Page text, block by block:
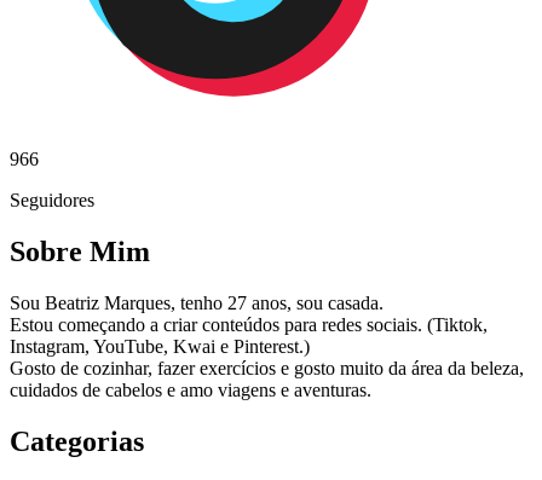
966
Seguidores
Sobre Mim
Sou Beatriz Marques, tenho 27 anos, sou casada.
Estou começando a criar conteúdos para redes sociais. (Tiktok,
Instagram, YouTube, Kwai e Pinterest.)
Gosto de cozinhar, fazer exercícios e gosto muito da área da beleza,
cuidados de cabelos e amo viagens e aventuras.
Categorias